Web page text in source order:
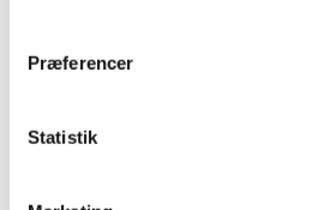
Præferencer
Statistik
Du vil måske